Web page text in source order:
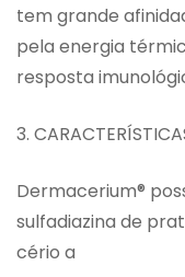
tem grande
pela energia
resposta
3.
Dermacerium®
sulfadiazina de
cério a